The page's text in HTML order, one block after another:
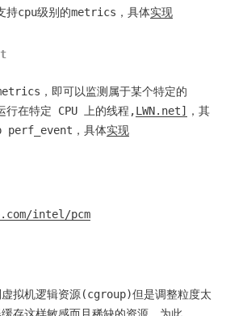
cpu级别的metrics，具体实现
，即可以监测属于某个特定的
行在特定 CPU 上的线程,LWN.net]
，其
perf_event，具体实现
intel/pcm
虚拟机逻辑资源(cgroup)但是调整粒度太